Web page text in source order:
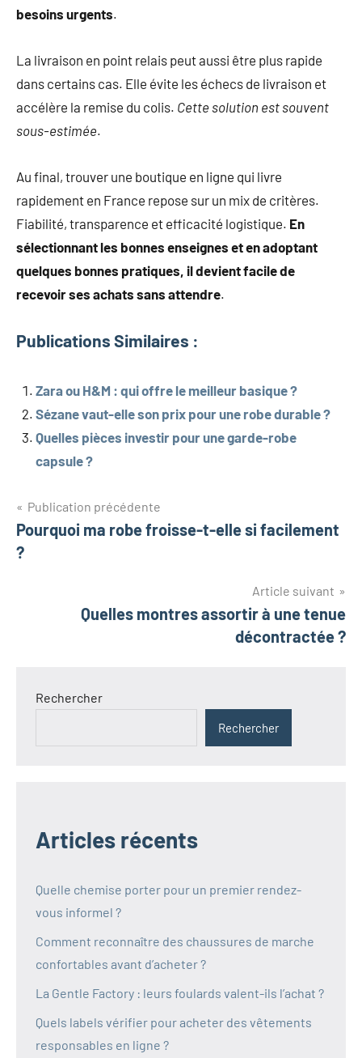
besoins urgents.
La livraison en point relais peut aussi être plus rapide
dans certains cas. Elle évite les échecs de livraison et
accélère la remise du colis. Cette solution est souvent
sous-estimée.
Au final, trouver une boutique en ligne qui livre
rapidement en France repose sur un mix de critères.
Fiabilité, transparence et efficacité logistique. En
sélectionnant les bonnes enseignes et en adoptant
quelques bonnes pratiques, il devient facile de
recevoir ses achats sans attendre.
Publications Similaires :
Zara ou H&M : qui offre le meilleur basique ?
Sézane vaut-elle son prix pour une robe durable ?
Quelles pièces investir pour une garde-robe
capsule ?
Navigation
de
Publication précédente
Pourquoi ma robe froisse-t-elle si facilement
?
Article suivant
Quelles montres assortir à une tenue
décontractée ?
Rechercher
Rechercher
Articles récents
Quelle chemise porter pour un premier rendez-
vous informel ?
Comment reconnaître des chaussures de marche
confortables avant d’acheter ?
La Gentle Factory : leurs foulards valent-ils l’achat ?
Quels labels vérifier pour acheter des vêtements
responsables en ligne ?